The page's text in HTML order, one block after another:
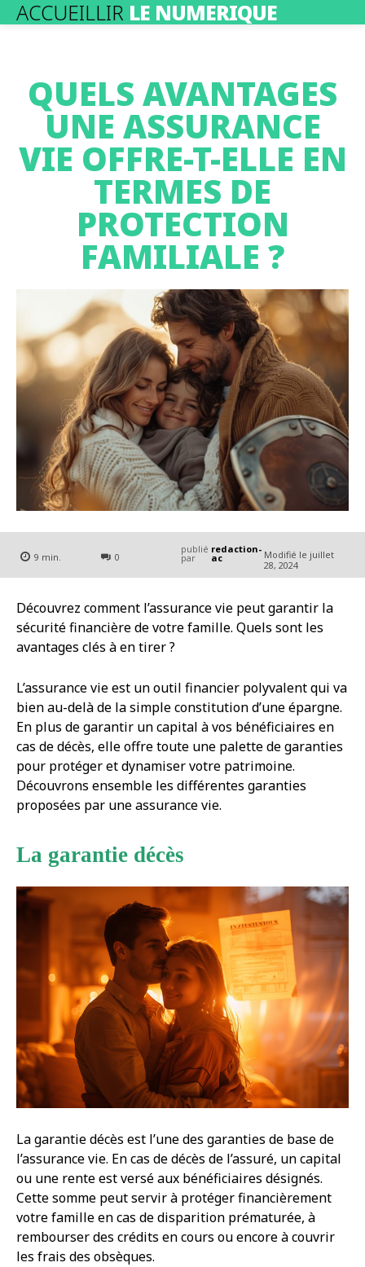
ACCUEILLIR LE NUMERIQUE
QUELS AVANTAGES
UNE ASSURANCE
VIE OFFRE-T-ELLE EN
TERMES DE
PROTECTION
FAMILIALE ?
9 min. 0
publié
par
redaction-
ac Modifié le juillet
28, 2024
Découvrez comment l’assurance vie peut garantir la
sécurité financière de votre famille. Quels sont les
avantages clés à en tirer ?
L’assurance vie est un outil financier polyvalent qui va
bien au-delà de la simple constitution d’une épargne.
En plus de garantir un capital à vos bénéficiaires en
cas de décès, elle offre toute une palette de garanties
pour protéger et dynamiser votre patrimoine.
Découvrons ensemble les différentes garanties
proposées par une assurance vie.
La garantie décès
La garantie décès est l’une des garanties de base de
l’assurance vie. En cas de décès de l’assuré, un capital
ou une rente est versé aux bénéficiaires désignés.
Cette somme peut servir à protéger financièrement
votre famille en cas de disparition prématurée, à
rembourser des crédits en cours ou encore à couvrir
les frais des obsèques.